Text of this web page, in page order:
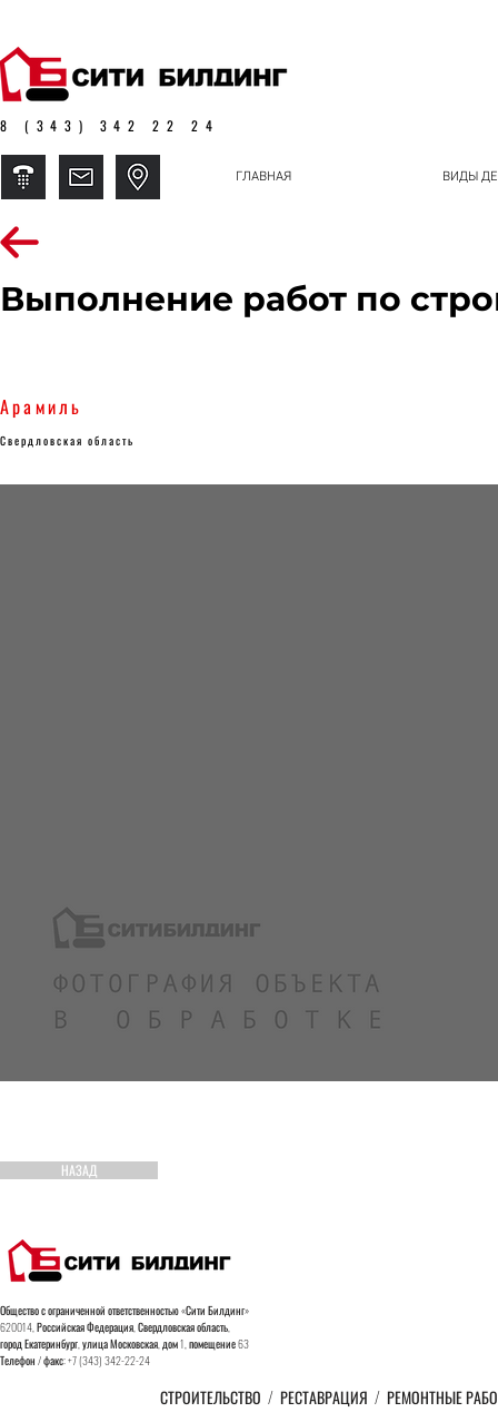
8 (343) 342 22 24
ГЛАВНАЯ ВИДЫ
Выполнение работ по
Арамиль
Свердловская область
НАЗАД
Общество с ограниченной ответственностью «Сити Билдинг»
620014, Российская Федерация, Свердловская область,
городЕкатеринбург, улица Московская, дом 1, помещение 63
Телефон / факс: +7 (343) 342-22-24
СТРОИТЕЛЬСТВО / РЕСТАВРАЦИЯ /РЕМОНТНЫЕ